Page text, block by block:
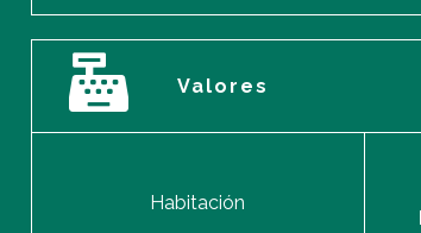
Valores
Habitación